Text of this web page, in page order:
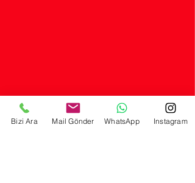
Bizi Ara Mail Gönder WhatsApp Instagram